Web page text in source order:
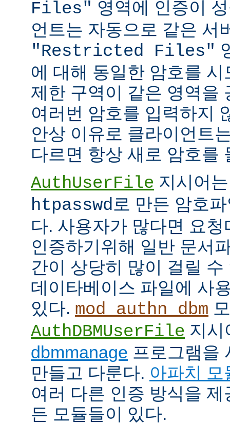
Files" 영역에 인증이
언트는 자동으로 같은 서
"Restricted Files"
에 대해 동일한 암호를
제한 구역이 같은 영역을
여러번 암호를 입력하지
안상 이유로 클라이언트
다르면 항상 새로 암호를
AuthUserFile 지시어
htpasswd 로 만든 암호
다. 사용자가 많다면 요
인증하기위해 일반 문서
간이 상당히 많이 걸릴
데이타베이스 파일에 사
있다. mod_authn_dbm
AuthDBMUserFile 지시
dbmmanage 프로그램을
만들고 다룬다. 아파치
여러 다른 인증 방식을
든 모듈들이 있다.